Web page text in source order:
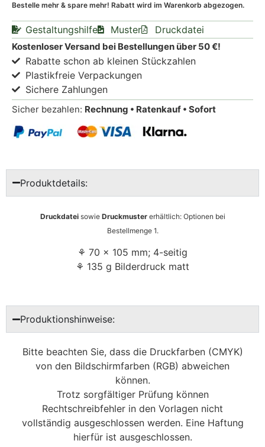
Bestelle mehr & spare mehr! Rabatt wird im Warenkorb abgezogen.
Gestaltungshilfe Muster Druckdatei
Kostenloser Versand bei Bestellungen über 50 €!
Rabatte schon ab kleinen Stückzahlen
Plastikfreie Verpackungen
Sichere Zahlungen
Sicher bezahlen: Rechnung • Ratenkauf • Sofort
Produktdetails:
Druckdateisowie Druckmustererhältlich: Optionen bei
Bestellmenge 1.
⚘ 70 x 105 mm; 4-seitig
⚘ 135 g Bilderdruck matt
Produktionshinweise:
Bitte beachten Sie, dass die Druckfarben (CMYK)
von den Bildschirmfarben (RGB) abweichen
können.
Trotz sorgfältiger Prüfung können
Rechtschreibfehler in den Vorlagen nicht
vollständig ausgeschlossen werden. Eine Haftung
hierfür ist ausgeschlossen.